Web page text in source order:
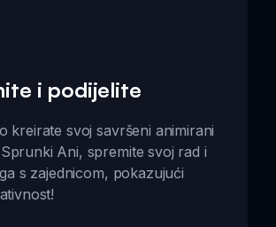
i podijelite
kreirate svoj savršeni animirani
Ani, spremite svoj rad i
s zajednicom, pokazujući